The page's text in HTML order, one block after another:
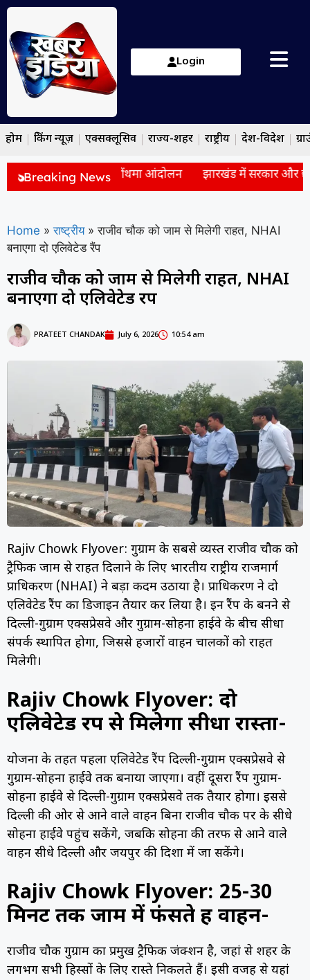
Login
होम ब्रेकिंग न्यूज़ एक्सक्लूसिव राज्य-शहर राष्ट्रीय देश-विदेश
Breaking News
से बैठक के बाद भी नहीं थमा आंदोलन झारखंड में सरकार और
Home » राष्ट्रीय » राजीव चौक को जाम से मिलेगी राहत, NHAI
बनाएगा दो एलिवेटेड रैंप
राजीव चौक को जाम से मिलेगी राहत, NHAI
बनाएगा दो एलिवेटेड रैंप
PRATEET CHANDAK July 6, 2026 10:54 am
Rajiv Chowk Flyover: गुरुग्राम के सबसे व्यस्त राजीव चौक को
ट्रैफिक जाम से राहत दिलाने के लिए भारतीय राष्ट्रीय राजमार्ग
प्राधिकरण (NHAI) ने बड़ा कदम उठाया है। प्राधिकरण ने दो
एलिवेटेड रैंप का डिजाइन तैयार कर लिया है। इन रैंप के बनने से
दिल्ली-गुरुग्राम एक्सप्रेसवे और गुरुग्राम-सोहना हाईवे के बीच सीधा
संपर्क स्थापित होगा, जिससे हजारों वाहन चालकों को राहत
मिलेगी।
Rajiv Chowk Flyover: दो
एलिवेटेड रैंप से मिलेगा सीधा रास्ता-
योजना के तहत पहला एलिवेटेड रैंप दिल्ली-गुरुग्राम एक्सप्रेसवे से
गुरुग्राम-सोहना हाईवे तक बनाया जाएगा। वहीं दूसरा रैंप गुरुग्राम-
सोहना हाईवे से दिल्ली-गुरुग्राम एक्सप्रेसवे तक तैयार होगा। इससे
दिल्ली की ओर से आने वाले वाहन बिना राजीव चौक पर रुके सीधे
सोहना हाईवे पहुंच सकेंगे, जबकि सोहना की तरफ से आने वाले
वाहन सीधे दिल्ली और जयपुर की दिशा में जा सकेंगे।
Rajiv Chowk Flyover: 25-30
मिनट तक जाम में फंसते हैं वाहन-
राजीव चौक गुरुग्राम का प्रमुख ट्रैफिक जंक्शन है, जहां से शहर के
लगभग सभी हिस्सों के लिए रास्ते निकलते हैं। इसी वजह से यहां